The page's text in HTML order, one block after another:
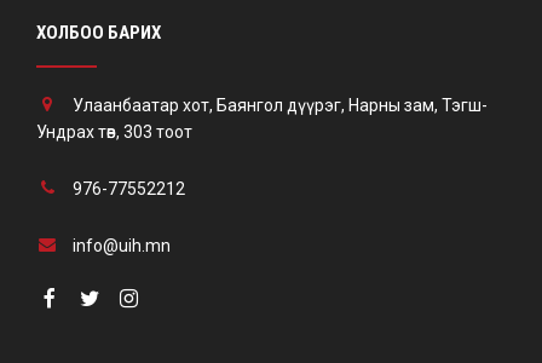
ХОЛБОО БАРИХ
Улаанбаатар хот, Баянгол дүүрэг, Нарны зам, Тэгш-
Ундрах төв, 303 тоот
976-77552212
info@uih.mn